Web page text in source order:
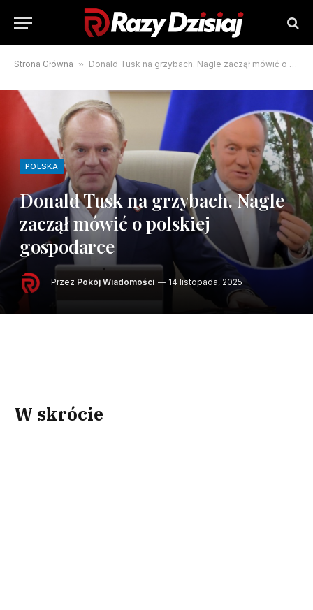
Strona Główna » Donald Tusk na grzybach. Nagle zaczął mówić o polskiej gospodarce
POLSKA
Donald Tusk na grzybach. Nagle
zaczął mówić o polskiej
gospodarce
Przez Pokój Wiadomości 14 listopada, 2025
W skrócie